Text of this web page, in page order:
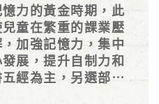
力的黃金時期，此
童在繁重的課業壓
加強記憶力，集中
展，提升自制力和
經為主，另選部分
文及弟子規。